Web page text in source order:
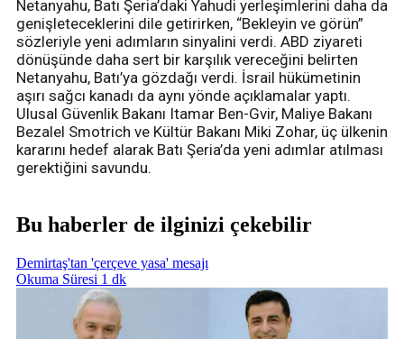
Netanyahu, Batı Şeria’daki Yahudi yerleşimlerini daha da
genişleteceklerini dile getirirken, “Bekleyin ve görün”
sözleriyle yeni adımların sinyalini verdi. ABD ziyareti
dönüşünde daha sert bir karşılık vereceğini belirten
Netanyahu, Batı’ya gözdağı verdi. İsrail hükümetinin
aşırı sağcı kanadı da aynı yönde açıklamalar yaptı.
Ulusal Güvenlik Bakanı Itamar Ben-Gvir, Maliye Bakanı
Bezalel Smotrich ve Kültür Bakanı Miki Zohar, üç ülkenin
kararını hedef alarak Batı Şeria’da yeni adımlar atılması
gerektiğini savundu.
Bu haberler de ilginizi çekebilir
Demirtaş'tan 'çerçeve yasa' mesajı
Okuma Süresi 1 dk